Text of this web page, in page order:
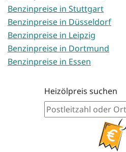
Benzinpreise in Stuttgart
Benzinpreise in Düsseldorf
Benzinpreise in Leipzig
Benzinpreise in Dortmund
Benzinpreise in Essen
Heizölpreis suchen